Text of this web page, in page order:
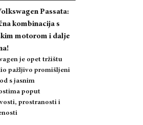
Passata:
kombinacija s
motorom i dalje
je opet tržištu
pažljivo promišljeni
s jasnim
poput
prostranosti i